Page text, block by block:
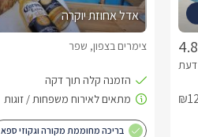
אדל אחוזת יוקרה
צימרים בצפון, שפר
בריכה מחוממת מקורה וגקוזי ספא